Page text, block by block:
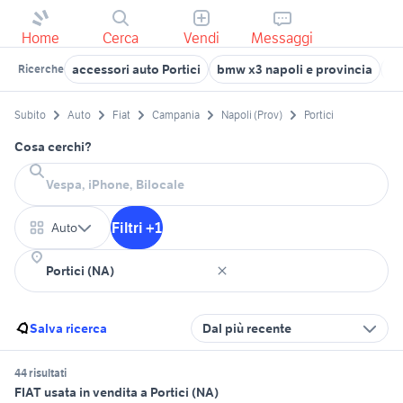
Home Cerca Vendi Messaggi
Ricerche accessori auto Portici bmw x3 napoli e provincia
Subito Auto Fiat Campania Napoli (Prov) Portici
Cosa cerchi?
Auto Filtri +1
Salva ricerca Dal più recente
44 risultati
FIAT usata in vendita a Portici (NA)